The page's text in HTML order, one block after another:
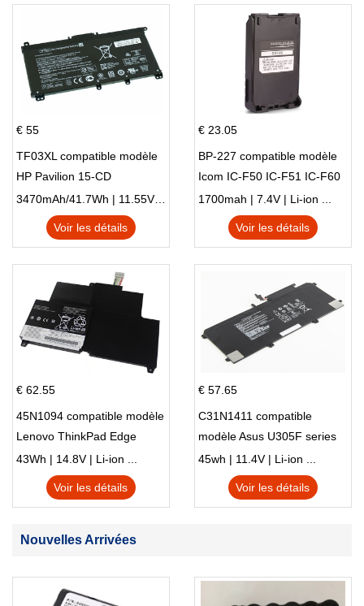
€ 55
TF03XL compatible modèle
HP Pavilion 15-CD
3470mAh/41.7Wh | 11.55V | Li-ion ...
Voir les détails
€ 23.05
BP-227 compatible modèle
Icom IC-F50 IC-F51 IC-F60
IC-F61 IC-M87
1700mah | 7.4V | Li-ion ...
Voir les détails
€ 62.55
45N1094 compatible modèle
Lenovo ThinkPad Edge
S230u Twist
43Wh | 14.8V | Li-ion ...
Voir les détails
€ 57.65
C31N1411 compatible
modèle Asus U305F series
45wh | 11.4V | Li-ion ...
Voir les détails
Nouvelles Arrivées